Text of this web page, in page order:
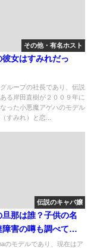
その他・有名ホスト
彼女はすみれだっ
ループの社長であり、伝説
る岸田直樹が２００９年に
った小悪魔アゲハのモデル
すみれ）と恋...
伝説のキャバ嬢
旦那は誰？子供の名
害の噂も調べてみ
のモデルであり、現在はア